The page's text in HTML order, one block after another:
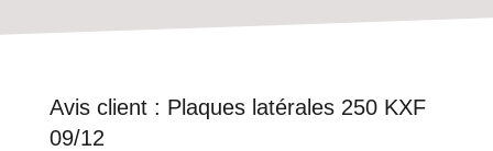
Avis client : Plaques latérales 250 KXF
09/12